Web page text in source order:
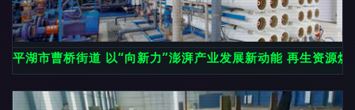
平湖市曹桥街道 以“向新力”澎湃产业发展新动能 再生资源焕